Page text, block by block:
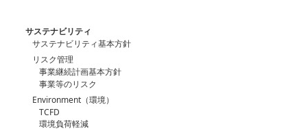
サステナビリティ
サステナビリティ基本方針
リスク管理
事業継続計画基本方針
事業等のリスク
Environment（環境）
TCFD
環境負荷軽減